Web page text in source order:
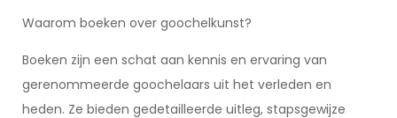
Waarom boeken over goochelkunst?
Boeken zijn een schat aan kennis en ervaring van
gerenommeerde goochelaars uit het verleden en
heden. Ze bieden gedetailleerde uitleg, stapsgewijze